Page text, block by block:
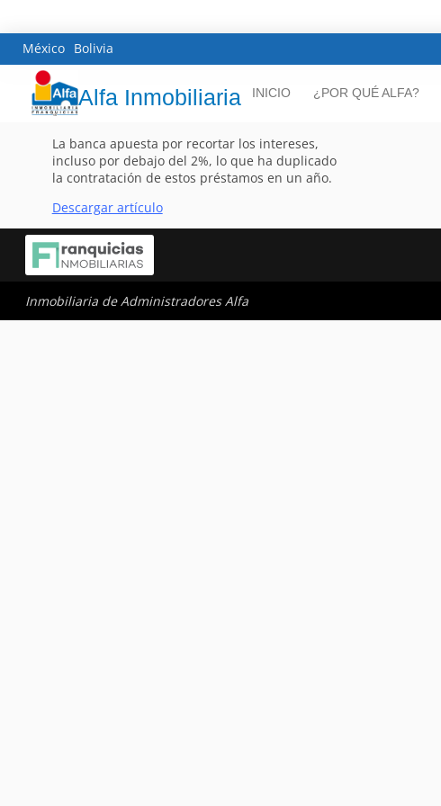
México Bolivia
Alfa Inmobiliaria INICIO ¿POR QUÉ ALFA?
La banca apuesta por recortar los intereses,
incluso por debajo del 2%, lo que ha duplicado
la contratación de estos préstamos en un año.
Descargar artículo
Inmobiliaria de Administradores Alfa